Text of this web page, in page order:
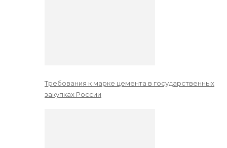
Требования к марке цемента в государственных
закупках России